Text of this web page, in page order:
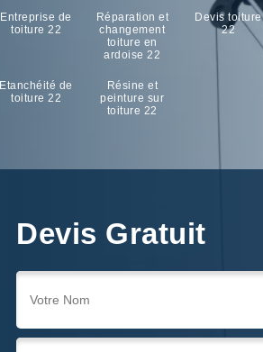
Entreprise de
toiture 22
Réparation et
changement
toiture en
ardoise 22
Devis toiture
22
Etanchéité de
toiture 22
Résine et
peinture sur
toiture 22
Devis Gratuit